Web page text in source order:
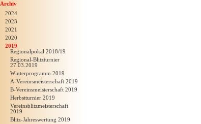
Archiv
2024
2023
2021
2020
2019
Regionalpokal 2018/19
Regional-Blitzturnier
27.03.2019
Winterprogramm 2019
A-Vereinsmeisterschaft 2019
B-Vereinsmeisterschaft 2019
Herbstturnier 2019
Vereinsblitzmeisterschaft
2019
Blitz-Jahreswertung 2019